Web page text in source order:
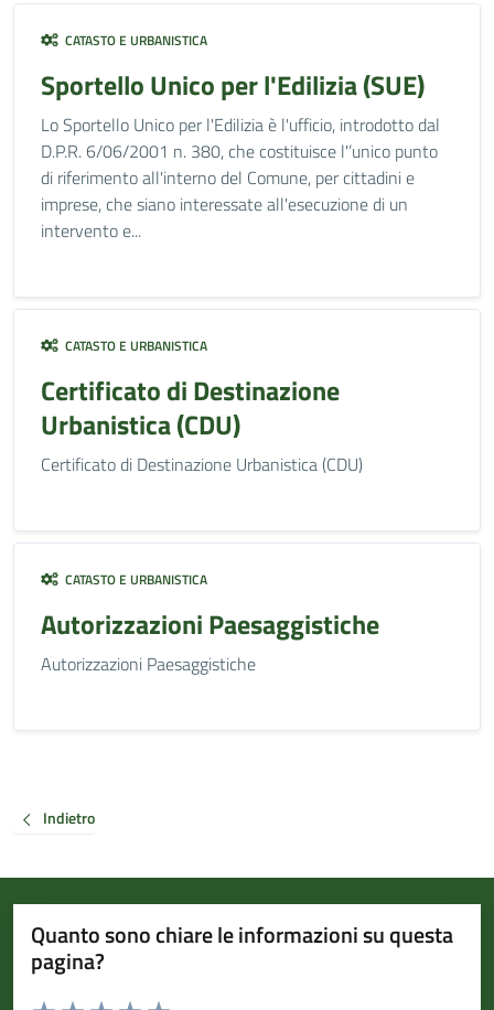
CATASTO E URBANISTICA
Sportello Unico per l'Edilizia (SUE)
Lo Sportello Unico per l'Edilizia è l'ufficio, introdotto dal
D.P.R. 6/06/2001 n. 380, che costituisce l'’unico punto
di riferimento all'interno del Comune, per cittadini e
imprese, che siano interessate all'esecuzione di un
intervento e...
CATASTO E URBANISTICA
Certificato di Destinazione
Urbanistica (CDU)
Certificato di Destinazione Urbanistica (CDU)
CATASTO E URBANISTICA
Autorizzazioni Paesaggistiche
Autorizzazioni Paesaggistiche
Indietro
Quanto sono chiare le informazioni su questa
pagina?
Valuta da 1 a 5 stelle la pagina